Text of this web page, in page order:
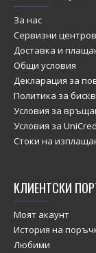
За нас
Сервизни
Доставка и
Общи условия
Декларация за
Политика за
Условия за
Условия за
Стоки на
КЛИЕНТСКИ
Моят акаунт
История на
Любими